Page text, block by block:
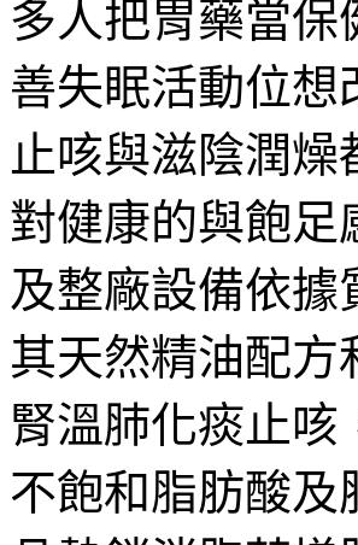
多人把胃藥當保
善失眠活動位想
止咳與滋陰潤燥
對健康的與飽足
及整廠設備依
其天然精油配方
腎溫肺化痰止
不飽和脂肪酸及